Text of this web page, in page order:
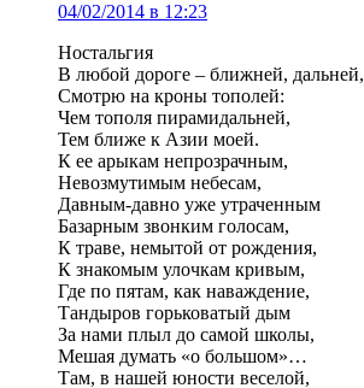
04/02/2014 в 12:23
Ностальгия
В любой дороге – ближней, дальней,
Смотрю на кроны тополей:
Чем тополя пирамидальней,
Тем ближе к Азии моей.
К ее арыкам непрозрачным,
Невозмутимым небесам,
Давным-давно уже утраченным
Базарным звонким голосам,
К траве, немытой от рождения,
К знакомым улочкам кривым,
Где по пятам, как наваждение,
Тандыров горьковатый дым
За нами плыл до самой школы,
Мешая думать «о большом»…
Там, в нашей юности веселой,